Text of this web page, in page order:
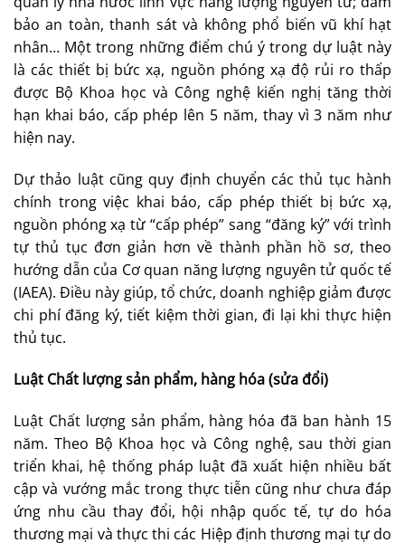
bảo an toàn, thanh sát và không phổ biến vũ khí hạt
nhân… Một trong những điểm chú ý trong dự luật này
là các thiết bị bức xạ, nguồn phóng xạ độ rủi ro thấp
được Bộ Khoa học và Công nghệ kiến nghị tăng thời
hạn khai báo, cấp phép lên 5 năm, thay vì 3 năm như
hiện nay.
Dự thảo luật cũng quy định chuyển các thủ tục hành
chính trong việc khai báo, cấp phép thiết bị bức xạ,
nguồn phóng xạ từ “cấp phép” sang “đăng ký” với trình
tự thủ tục đơn giản hơn về thành phần hồ sơ, theo
hướng dẫn của Cơ quan năng lượng nguyên tử quốc tế
(IAEA). Điều này giúp, tổ chức, doanh nghiệp giảm được
chi phí đăng ký, tiết kiệm thời gian, đi lại khi thực hiện
thủ tục.
Luật Chất lượng sản phẩm, hàng hóa (sửa đổi)
Luật Chất lượng sản phẩm, hàng hóa đã ban hành 15
năm. Theo Bộ Khoa học và Công nghệ, sau thời gian
triển khai, hệ thống pháp luật đã xuất hiện nhiều bất
cập và vướng mắc trong thực tiễn cũng như chưa đáp
ứng nhu cầu thay đổi, hội nhập quốc tế, tự do hóa
thương mại và thực thi các Hiệp định thương mại tự do